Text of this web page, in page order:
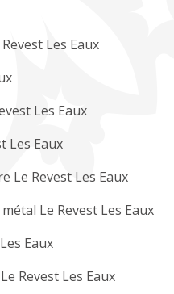
Les Eaux
Les Eaux
Les Eaux
Le Revest Les Eaux
Le Revest Les Eaux
Eaux
Revest Les Eaux